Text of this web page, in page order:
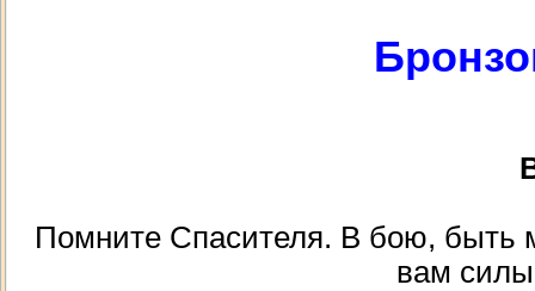
Помните Спасителя. В бою, быть
вам